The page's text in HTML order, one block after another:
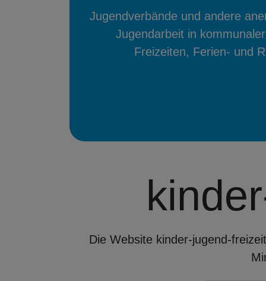
Jugendverbände und andere
Jugendarbeit in
Freizeiten, Ferien- und
Die Website kinder-jugend-